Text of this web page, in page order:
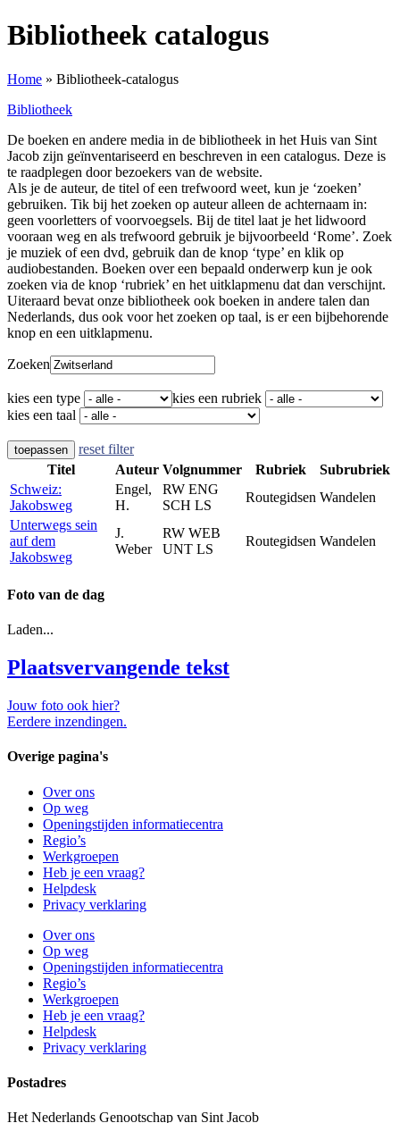
Bibliotheek catalogus
Home » Bibliotheek-catalogus
Bibliotheek
De boeken en andere media in de bibliotheek in het Huis van Sint
Jacob zijn geïnventariseerd en beschreven in een catalogus. Deze is
te raadplegen door bezoekers van de website.
Als je de auteur, de titel of een trefwoord weet, kun je ‘zoeken’
gebruiken. Tik bij het zoeken op auteur alleen de achternaam in:
geen voorletters of voorvoegsels. Bij de titel laat je het lidwoord
vooraan weg en als trefwoord gebruik je bijvoorbeeld ‘Rome’. Zoek
je muziek of een dvd, gebruik dan de knop ‘type’ en klik op
audiobestanden. Boeken over een bepaald onderwerp kun je ook
zoeken via de knop ‘rubriek’ en het uitklapmenu dat dan verschijnt.
Uiteraard bevat onze bibliotheek ook boeken in andere talen dan
Nederlands, dus ook voor het zoeken op taal, is er een bijbehorende
knop en een uitklapmenu.
Zoeken
kies een type
kies een rubriek
kies een taal
toepassen
reset filter
Titel
Auteur Volgnummer Rubriek
Subrubriek
Schweiz:
Jakobsweg
Engel,
H.
RW ENG
SCH LS
Routegidsen Wandelen
Unterwegs sein
auf dem
Jakobsweg
J.
Weber
RW WEB
UNT LS
Routegidsen Wandelen
Foto van de dag
Laden...
Plaatsvervangende tekst
Jouw foto ook hier?
Eerdere inzendingen.
Overige pagina's
Over ons
Op weg
Openingstijden informatiecentra
Regio’s
Werkgroepen
Heb je een vraag?
Helpdesk
Privacy verklaring
Over ons
Op weg
Openingstijden informatiecentra
Regio’s
Werkgroepen
Heb je een vraag?
Helpdesk
Privacy verklaring
Postadres
Het Nederlands Genootschap van Sint Jacob